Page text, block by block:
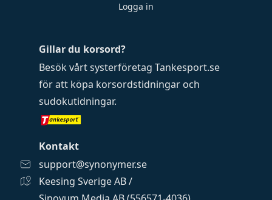
Gillar du korsord?
Besök vårt systerföretag Tankesport.se
för att köpa korsordstidningar och
sudokutidningar.
Kontakt
support@synonymer.se
Keesing Sverige AB /
Logga in